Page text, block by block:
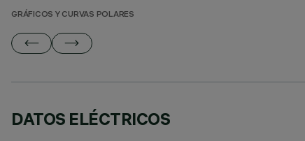
GRÁFICOS Y CURVAS POLARES
DATOS ELÉCTRICOS